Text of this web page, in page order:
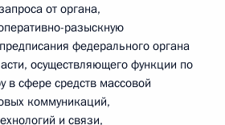
от органа,
разыскную
федерального органа
осуществляющего функции по
в сфере средств массовой
коммуникаций,
и связи,